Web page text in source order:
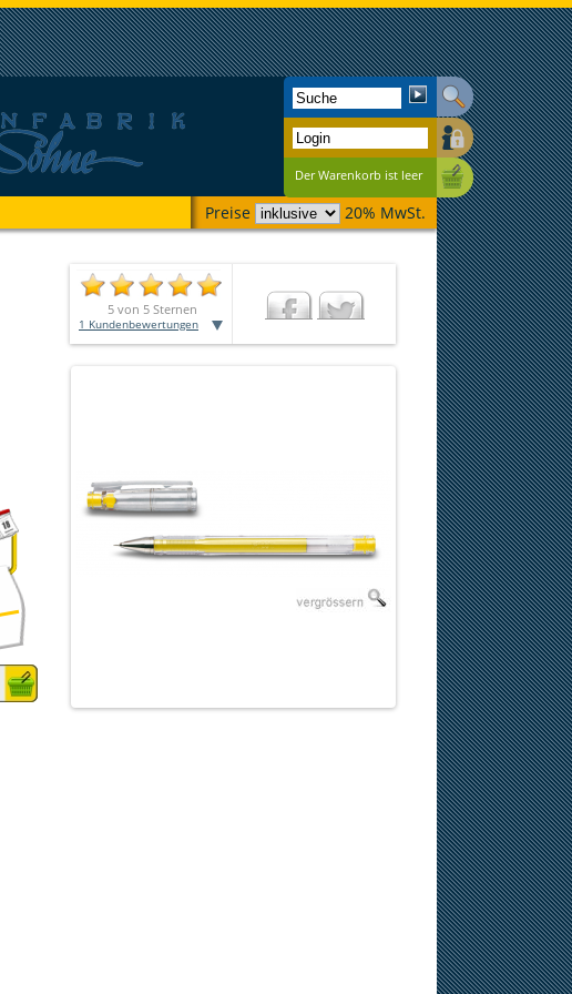
Der Warenkorb ist leer
Preise 20% MwSt.
5von 5Sternen
1 Kundenbewertungen